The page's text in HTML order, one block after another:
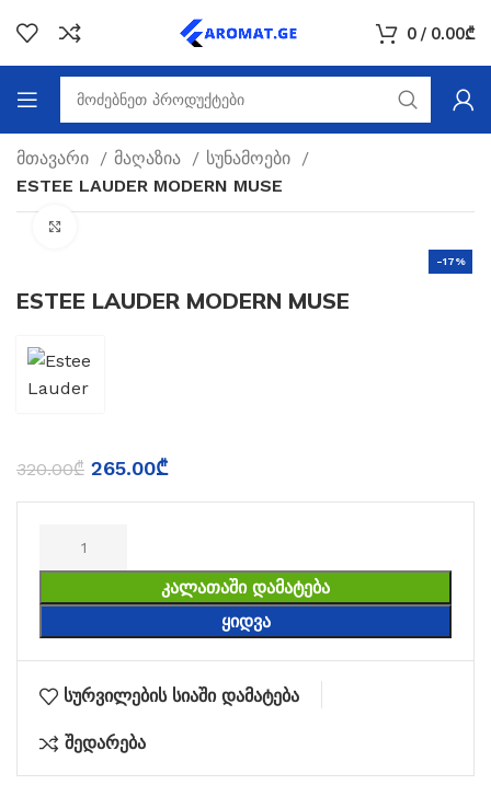
0 / 0.00₾
მთავარი მაღაზია
სუნამოები
ESTEE LAUDER MODERN MUSE
-17%
ESTEE LAUDER MODERN MUSE
320.00₾ 265.00₾
ᲙᲐᲚᲐᲗᲐᲨᲘ ᲓᲐᲛᲐᲢᲔᲑᲐ
ᲧᲘᲓᲕᲐ
სურვილების სიაში დამატება
შედარება